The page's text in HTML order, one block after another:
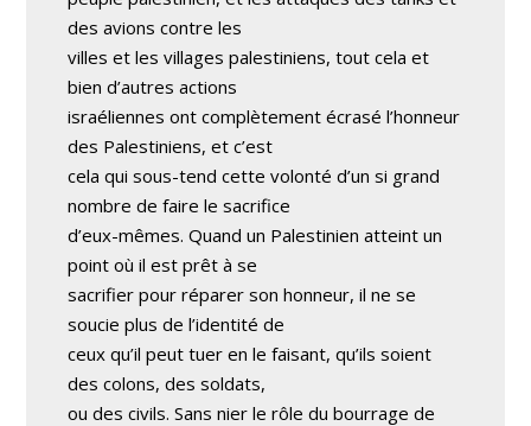
des avions contre les
villes et les villages palestiniens, tout cela et
bien d’autres actions
israéliennes ont complètement écrasé l’honneur
des Palestiniens, et c’est
cela qui sous-tend cette volonté d’un si grand
nombre de faire le sacrifice
d’eux-mêmes. Quand un Palestinien atteint un
point où il est prêt à se
sacrifier pour réparer son honneur, il ne se
soucie plus de l’identité de
ceux qu’il peut tuer en le faisant, qu’ils soient
des colons, des soldats,
ou des civils. Sans nier le rôle du bourrage de